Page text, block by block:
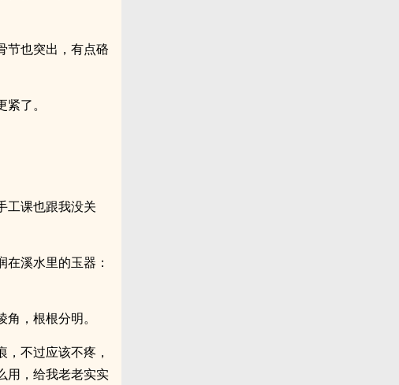
节也突出，有点硌
了。
工课也跟我没关
溪水里的玉器：
，根根分明。
不过应该不疼，
用，给我老老实实